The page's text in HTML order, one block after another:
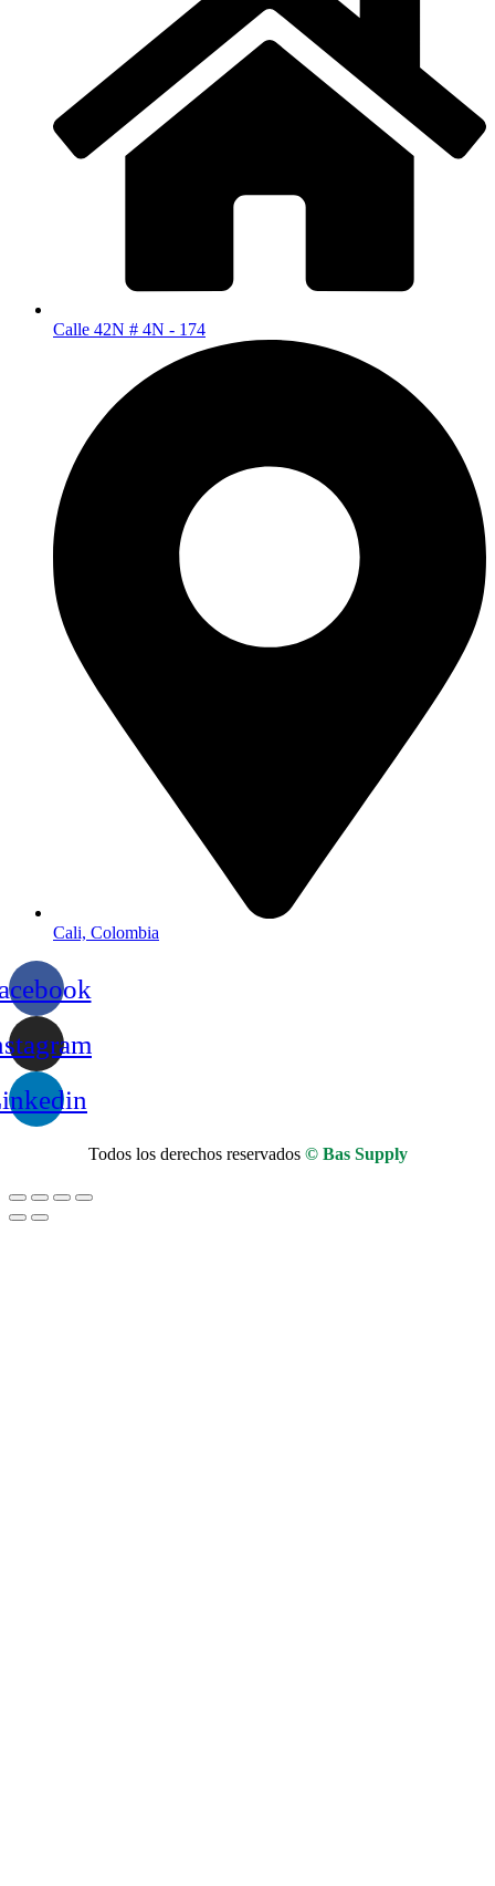
Calle 42N # 4N - 174
Cali, Colombia
Todos los derechos reservados © Bas Supply